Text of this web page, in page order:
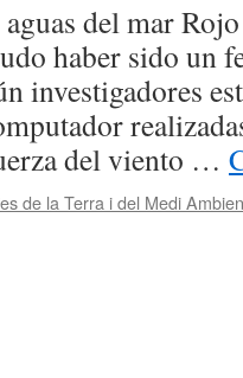
del mar
haber sido un
investigadores
del viento …
de la Terra i del Medi